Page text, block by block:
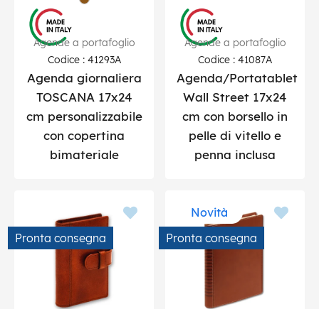
Agende a portafoglio
Codice : 41293A
Agenda giornaliera
TOSCANA 17x24
cm personalizzabile
con copertina
bimateriale
Agende a portafoglio
Codice : 41087A
Agenda/Portatablet
Wall Street 17x24
cm con borsello in
pelle di vitello e
penna inclusa
Pronta consegna
Novità
Pronta consegna